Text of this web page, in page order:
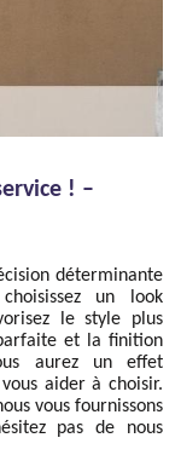
! –
déterminante
un look
le style plus
et la finition
aurez un effet
aider à choisir.
vous fournissons
pas de nous